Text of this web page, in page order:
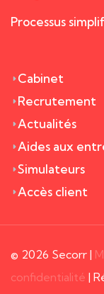
Processus
Cabinet
Recrutement
Actualités
Aides aux
Simulateurs
Accès client
© 2026 Secorr |
confidentialité |